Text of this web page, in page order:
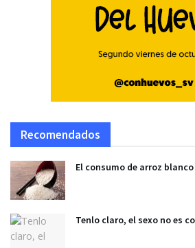
Recomendados
El consumo de arroz
Tenlo claro, el sexo no es